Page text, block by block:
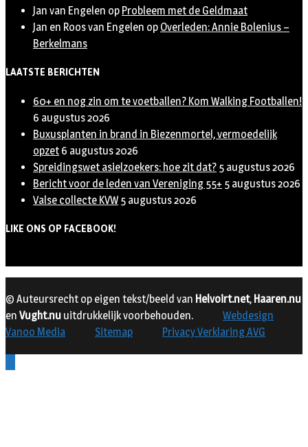
Jan van Engelen op Probleem met de Geldmaat
Jan en Roos van Engelen op Overleden: Annie Bolenius –
Berkelmans
LAATSTE BERICHTEN
60+ en nog zin om te voetballen? Kom Walking Footballen!
6 augustus 2026
Buxusplanten in brand in Biezenmortel, vermoedelijk
opzet 6 augustus 2026
Spreidingswet asielzoekers: hoe zit dat? 5 augustus 2026
Bericht voor de leden van Vereniging 55+ 5 augustus 2026
Valse collecte KVW 5 augustus 2026
LIKE ONS OP FACEBOOK!
© Auteursrecht op eigen tekst/beeld van Helvoirt.net, Haaren.nu
en Vught.nu uitdrukkelijk voorbehouden.
Webdesign
Vanoo Media
Sitemap Privacy Verklaring AVG